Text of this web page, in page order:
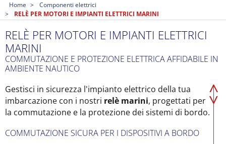
Home
Componenti elettrici
RELÈ PER MOTORI E IMPIANTI ELETTRICI MARINI
RELÈ PER MOTORI E IMPIANTI ELETTRICI
MARINI
COMMUTAZIONE E PROTEZIONE ELETTRICA AFFIDABILE IN
AMBIENTE NAUTICO
Gestisci in sicurezza l'impianto elettrico della tua
imbarcazione con i nostri relè marini, progettati per
la commutazione e la protezione dei sistemi di bordo.
COMMUTAZIONE SICURA PER I DISPOSITIVI A BORDO